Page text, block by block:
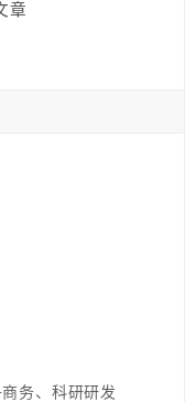
章
务、科研研发